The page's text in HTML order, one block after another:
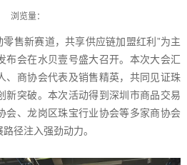
浏览量：
售新赛道，共享供应链加盟红利”为主
布会在水贝壹号盛大召开。本次大会汇
、商协会代表及销售精英，共同见证珠
新突破。本次活动得到深圳市商品交易
会、龙岗区珠宝行业协会等多家商协会
径注入强劲动力。